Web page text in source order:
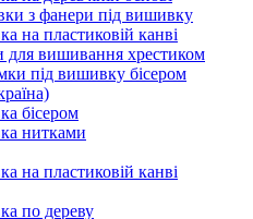
з фанери під вишивку
на пластиковій канві
для вишивання хрестиком
під вишивку бісером
бісером
нитками
на пластиковій канві
по дереву